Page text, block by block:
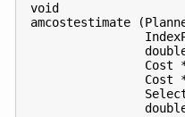
void
amcostestimate
Cost
Cost